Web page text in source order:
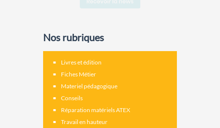
Nos rubriques
Livres et édition
Fiches Métier
Materiel pédagogique
Conseils
Réparation matériels ATEX
Travail en hauteur